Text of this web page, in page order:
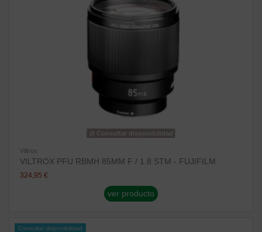
Consultar disponibilidad
Viltrox
VILTROX PFU RBMH 85MM F / 1.8 STM - FUJIFILM
324,95 €
ver producto
Consultar disponibilidad